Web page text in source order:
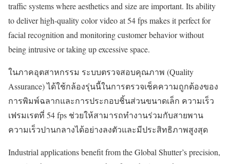
traffic systems where aesthetics and size are important. Its ability
to deliver high-quality color video at 54 fps makes it perfect for
facial recognition and monitoring customer behavior without
being intrusive or taking up excessive space.
ในภาคอุตสาหกรรม ระบบตรวจสอบคุณภาพ (Quality
Assurance) ได้ใช้กล้องรุ่นนี้ในการตรวจเช็คความถูกต้องของ
การพิมพ์ฉลากและการประกอบชิ้นส่วนขนาดเล็ก ความเร็ว
เฟรมเรตที่ 54 fps ช่วยให้สามารถทำงานร่วมกับสายพาน
ความเร็วปานกลางได้อย่างลงตัวและมีประสิทธิภาพสูงสุด
Industrial applications benefit from the Global Shutter’s precision,